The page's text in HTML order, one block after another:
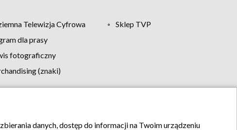
Telewizja Cyfrowa
Sklep TVP
dla prasy
fotograficzny
(znaki)
reklamy Kontakt
danych, dostęp do informacji na Twoim urządzeniu